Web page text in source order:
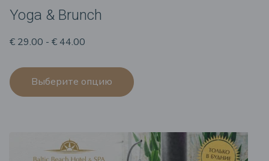
Yoga & Brunch
€ 29.00 - € 44.00
Выберите опцию